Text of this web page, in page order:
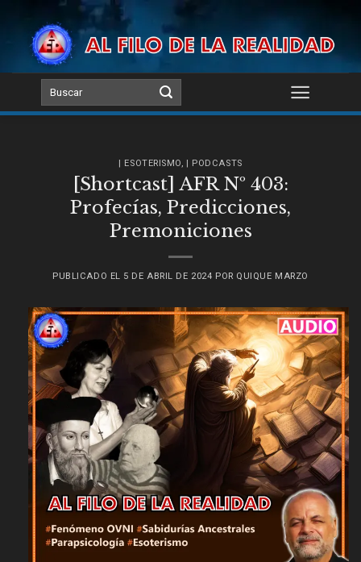
content
| ESOTERISMO, | PODCASTS
[Shortcast] AFR Nº 403:
Profecías, Predicciones,
Premoniciones
PUBLICADO EL 5 DE ABRIL DE 2024 POR QUIQUE MARZO